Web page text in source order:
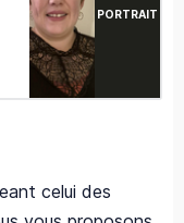
PORTRAIT
celui des